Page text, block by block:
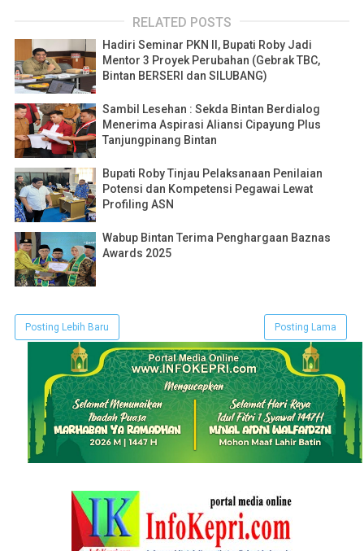
RELATED POSTS
Hadiri Seminar PKN II, Bupati Roby Jadi
Mentor 3 Proyek Perubahan (Gebrak TBC,
Bintan BERSERI dan SILUBANG)
Sambil Lesehan : Sekda Bintan Berdialog
Menerima Aspirasi Aliansi Cipayung Plus
Tanjungpinang Bintan
Bupati Roby Tinjau Pelaksanaan Penilaian
Potensi dan Kompetensi Pegawai Lewat
Profiling ASN
Wabup Bintan Terima Penghargaan Baznas
Awards 2025
Posting Lebih Baru Posting Lama